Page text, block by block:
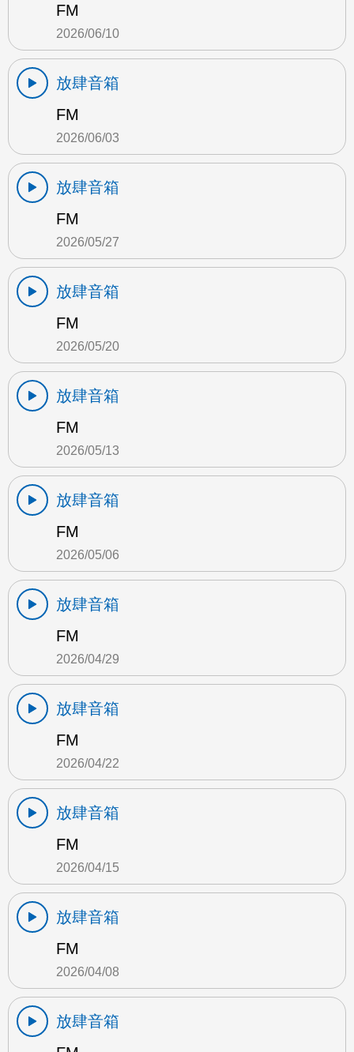
FM
2026/06/10
放肆音箱
FM
2026/06/03
放肆音箱
FM
2026/05/27
放肆音箱
FM
2026/05/20
放肆音箱
FM
2026/05/13
放肆音箱
FM
2026/05/06
放肆音箱
FM
2026/04/29
放肆音箱
FM
2026/04/22
放肆音箱
FM
2026/04/15
放肆音箱
FM
2026/04/08
放肆音箱